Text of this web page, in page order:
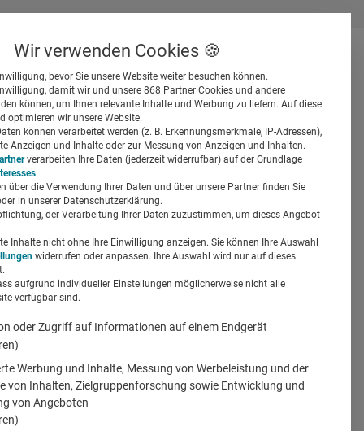
Suchen
Wir verwenden Cookies 🍪
bevor Sie unsere Website weiter besuchen können.
damit wir und unsere 868 Partner Cookies und andere
können, um Ihnen relevante Inhalte und Werbung zu liefern. Auf diese
optimieren wir unsere Website.
können verarbeitet werden (z. B. Erkennungsmerkmale, IP-Adressen),
Anzeigen und Inhalte oder zur Messung von Anzeigen und Inhalten.
verarbeiten Ihre Daten (jederzeit widerrufbar) auf der Grundlage
.
über die Verwendung Ihrer Daten und über unsere Partner finden Sie
in unserer Datenschutzerklärung.
der Verarbeitung Ihrer Daten zuzustimmen, um dieses Angebot
Inhalte nicht ohne Ihre Einwilligung anzeigen. Sie können Ihre Auswahl
widerrufen oder anpassen. Ihre Auswahl wird nur auf dieses
aufgrund individueller Einstellungen möglicherweise nicht alle
verfügbar sind.
oder Zugriff auf Informationen auf einem Endgerät
Werbung und Inhalte, Messung von Werbeleistung und der
von Inhalten, Zielgruppenforschung sowie Entwicklung und
von Angeboten